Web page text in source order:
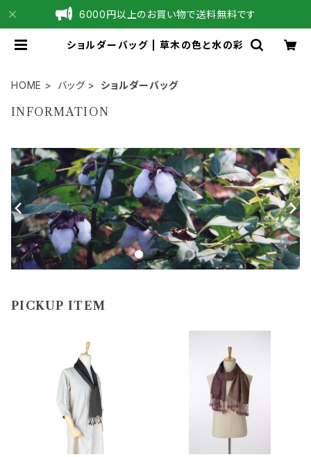
6000円以上のお買い物で送料無料です
ショルダーバッグ | 草木の色と水の彩
HOME バッグ ショルダーバッグ
INFORMATION
PICKUP ITEM